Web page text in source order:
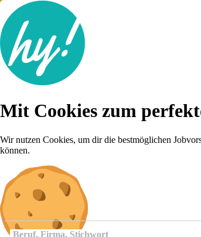
Lebenslauf
Karriere-Tipps
Anmelden
Beruf, Firma, Stichwort
Mit Cookies zum
Wir nutzen Cookies, um dir die bestmöglichen
können.